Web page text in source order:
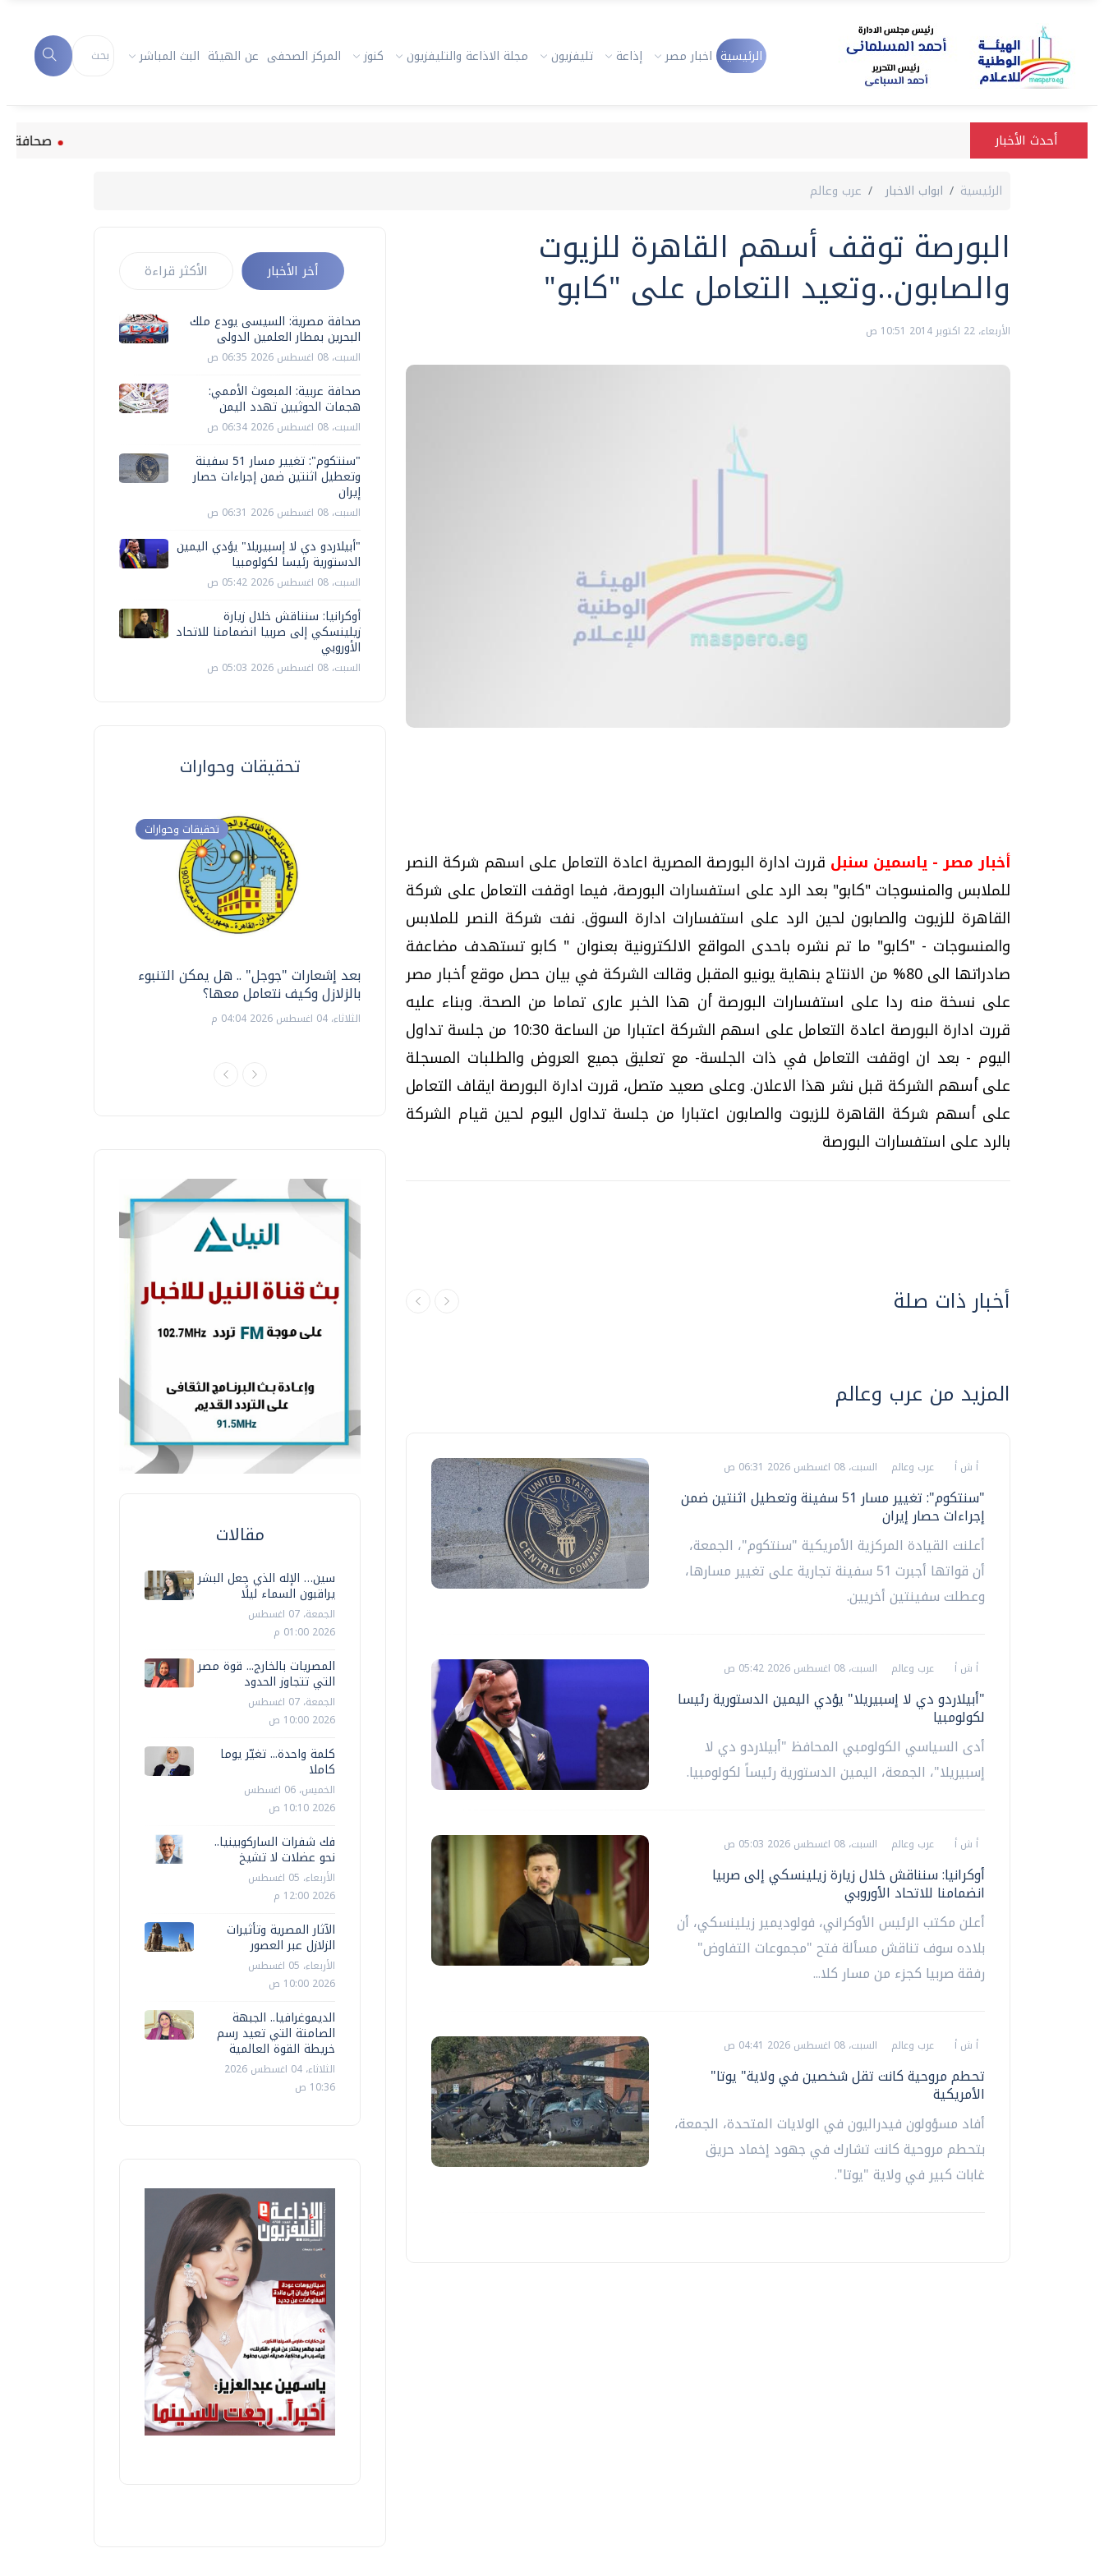
الرئيسية اخبار مصر إذاعة تليفزيون مجلة الاذاعة والتليفزيون كنوز المركز الصحفى عن الهيئة البث المباشر
أحدث الأخبار صحافة
الرئيسية ابواب الاخبار عرب وعالم
البورصة توقف أسهم القاهرة للزيوت
والصابون..وتعيد التعامل على "كابو"
الأربعاء، 22 اكتوبر 2014 10:51 ص
أخبار مصر - ياسمين سنبل قررت ادارة البورصة المصرية اعادة التعامل على اسهم شركة النصر
للملابس والمنسوجات "كابو" بعد الرد على استفسارات البورصة، فيما اوقفت التعامل على شركة
القاهرة للزيوت والصابون لحين الرد على استفسارات ادارة السوق. نفت شركة النصر للملابس
والمنسوجات - "كابو" ما تم نشره باحدى المواقع الالكترونية بعنوان " كابو تستهدف مضاعفة
صادراتها الى 80% من الانتاج بنهاية يونيو المقبل وقالت الشركة في بيان حصل موقع أخبار مصر
على نسخة منه ردا على استفسارات البورصة أن هذا الخبر عارى تماما من الصحة. وبناء عليه
قررت ادارة البورصة اعادة التعامل على اسهم الشركة اعتبارا من الساعة 10:30 من جلسة تداول
اليوم - بعد ان اوقفت التعامل في ذات الجلسة- مع تعليق جميع العروض والطلبات المسجلة
على أسهم الشركة قبل نشر هذا الاعلان. وعلى صعيد متصل، قررت ادارة البورصة ايقاف التعامل
على أسهم شركة القاهرة للزيوت والصابون اعتبارا من جلسة تداول اليوم لحين قيام الشركة
بالرد على استفسارات البورصة
أخبار ذات صلة
المزيد من عرب وعالم
أ ش أ عرب وعالم السبت، 08 اغسطس 2026 06:31 ص
"سنتكوم": تغيير مسار 51 سفينة وتعطيل اثنتين ضمن
إجراءات حصار إيران
أعلنت القيادة المركزية الأمريكية "سنتكوم"، الجمعة،
أن قواتها أجبرت 51 سفينة تجارية على تغيير مسارها،
وعطلت سفينتين أخريين.
أ ش أ عرب وعالم السبت، 08 اغسطس 2026 05:42 ص
"أبيلاردو دي لا إسبيريلا" يؤدي اليمين الدستورية رئيسا
لكولومبيا
أدى السياسي الكولومبي المحافظ "أبيلاردو دي لا
إسبيريلا"، الجمعة، اليمين الدستورية رئيساً لكولومبيا.
أ ش أ عرب وعالم السبت، 08 اغسطس 2026 05:03 ص
أوكرانيا: سنناقش خلال زيارة زيلينسكي إلى صربيا
انضمامنا للاتحاد الأوروبي
أعلن مكتب الرئيس الأوكراني، فولوديمير زيلينسكي، أن
بلاده سوف تناقش مسألة فتح "مجموعات التفاوض"
رفقة صربيا كجزء من مسار كلا...
أ ش أ عرب وعالم السبت، 08 اغسطس 2026 04:41 ص
تحطم مروحية كانت تقل شخصين في ولاية" يوتا"
الأمريكية
أفاد مسؤولون فيدراليون في الولايات المتحدة، الجمعة،
بتحطم مروحية كانت تشارك في جهود إخماد حريق
غابات كبير في ولاية "يوتا".
أخر الأخبار الأكثر قراءة
صحافة مصرية: السيسى يودع ملك
البحرين بمطار العلمين الدولى
السبت، 08 اغسطس 2026 06:35 ص
صحافة عربية: المبعوث الأممي:
هجمات الحوثيين تهدد اليمن
السبت، 08 اغسطس 2026 06:34 ص
"سنتكوم": تغيير مسار 51 سفينة
وتعطيل اثنتين ضمن إجراءات حصار
إيران
السبت، 08 اغسطس 2026 06:31 ص
"أبيلاردو دي لا إسبيريلا" يؤدي اليمين
الدستورية رئيسا لكولومبيا
السبت، 08 اغسطس 2026 05:42 ص
أوكرانيا: سنناقش خلال زيارة
زيلينسكي إلى صربيا انضمامنا للاتحاد
الأوروبي
السبت، 08 اغسطس 2026 05:03 ص
تحقيقات وحوارات
تحقيقات وحوارات
بعد إشعارات "جوجل" .. هل يمكن التنبوء
بالزلازل وكيف نتعامل معها؟
الثلاثاء، 04 اغسطس 2026 04:04 م
دليلك للتنسيق الجامعي .. تساؤلات
وإجابات
فيديو.. الإعلام الرقمي.. تقنيات واعدة
وتحديات هائلة
موجات الطقس الساخنة.. لماذا تحدث وكيف
مقالات
سين… الإله الذي جعل البشر
يراقبون السماء ليلًا
الجمعة، 07 اغسطس
2026 01:00 م
المصريات بالخارج... قوة مصر
التي تتجاوز الحدود
الجمعة، 07 اغسطس
2026 10:00 ص
كلمة واحدة... تغيّر يوما
كاملا
الخميس، 06 اغسطس
2026 10:10 ص
فك شفرات الساركوبينيا..
نحو عضلات لا تشيخ
الأربعاء، 05 اغسطس
2026 12:00 م
الآثار المصرية وتأثيرات
الزلازل عبر العصور
الأربعاء، 05 اغسطس
2026 10:00 ص
الديموغرافيا.. الجبهة
الصامتة التي تعيد رسم
خريطة القوة العالمية
الثلاثاء، 04 اغسطس 2026
10:36 ص